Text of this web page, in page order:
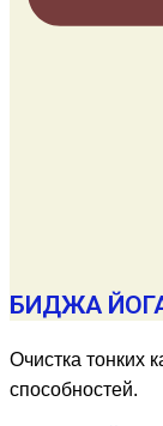
БИДЖА
Очистка тонких
способностей.